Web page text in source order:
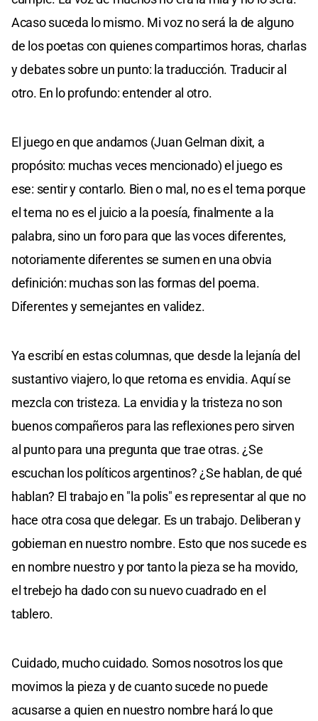
Acaso suceda lo mismo. Mi voz no será la de alguno
de los poetas con quienes compartimos horas, charlas
y debates sobre un punto: la traducción. Traducir al
otro. En lo profundo: entender al otro.
El juego en que andamos (Juan Gelman dixit, a
propósito: muchas veces mencionado) el juego es
ese: sentir y contarlo. Bien o mal, no es el tema porque
el tema no es el juicio a la poesía, finalmente a la
palabra, sino un foro para que las voces diferentes,
notoriamente diferentes se sumen en una obvia
definición: muchas son las formas del poema.
Diferentes y semejantes en validez.
Ya escribí en estas columnas, que desde la lejanía del
sustantivo viajero, lo que retorna es envidia. Aquí se
mezcla con tristeza. La envidia y la tristeza no son
buenos compañeros para las reflexiones pero sirven
al punto para una pregunta que trae otras. ¿Se
escuchan los políticos argentinos? ¿Se hablan, de qué
hablan? El trabajo en "la polis" es representar al que no
hace otra cosa que delegar. Es un trabajo. Deliberan y
gobiernan en nuestro nombre. Esto que nos sucede es
en nombre nuestro y por tanto la pieza se ha movido,
el trebejo ha dado con su nuevo cuadrado en el
tablero.
Cuidado, mucho cuidado. Somos nosotros los que
movimos la pieza y de cuanto sucede no puede
acusarse a quien en nuestro nombre hará lo que